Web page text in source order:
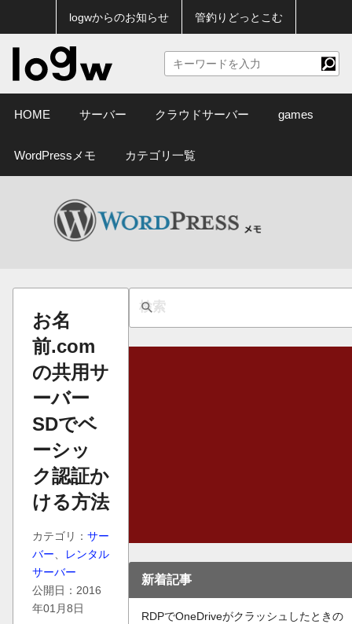
logwからのお知らせ 管釣りどっとこむ
HOME サーバー クラウドサーバー games
WordPressメモ カテゴリ一覧
お名
前.com
の共用サ
ーバー
SDでベ
ーシッ
ク認証か
ける方法
カテゴリ： サー
バー
レンタル
サーバー
公開日：2016
年01月8日
新着記事
RDPでOneDriveがクラッシュしたときの